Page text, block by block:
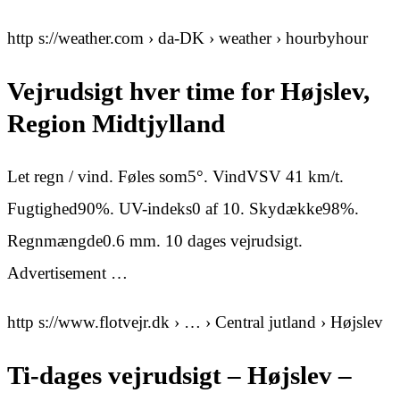
http s://weather.com › da-DK › weather › hourbyhour
Vejrudsigt hver time for Højslev,
Region Midtjylland
Let regn / vind. Føles som5°. VindVSV 41 km/t.
Fugtighed90%. UV-indeks0 af 10. Skydække98%.
Regnmængde0.6 mm. 10 dages vejrudsigt.
Advertisement …
http s://www.flotvejr.dk › … › Central jutland › Højslev
Ti-dages vejrudsigt – Højslev –